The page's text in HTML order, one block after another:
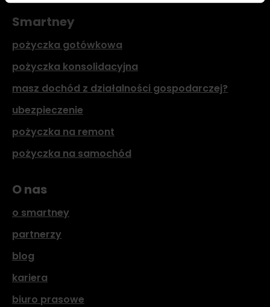
Smartney
pożyczka gotówkowa
pożyczka konsolidacyjna
masz dochód z działalności gospodarczej?
ubezpieczenie
pożyczka na remont
pożyczka na samochód
O nas
o smartney
partnerzy
blog
kariera
biuro prasowe